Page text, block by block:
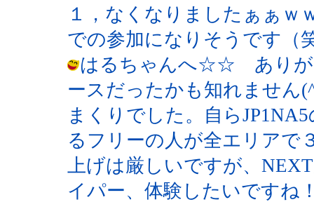
１，なくなりましたぁぁ
での参加になりそうです（
はるちゃんへ☆☆ ありが
ースだったかも知れませ
まくりでした。自ら
るフリーの人が全エリアで
上げは厳しいですが、
イパー、体験したいです